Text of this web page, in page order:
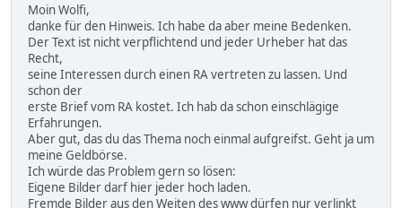
Moin Wolfi,
danke für den Hinweis. Ich habe da aber meine Bedenken.
Der Text ist nicht verpflichtend und jeder Urheber hat das
Recht,
seine Interessen durch einen RA vertreten zu lassen. Und
schon der
erste Brief vom RA kostet. Ich hab da schon einschlägige
Erfahrungen.
Aber gut, das du das Thema noch einmal aufgreifst. Geht ja um
meine Geldbörse.
Ich würde das Problem gern so lösen:
Eigene Bilder darf hier jeder hoch laden.
Fremde Bilder aus den Weiten des www dürfen nur verlinkt